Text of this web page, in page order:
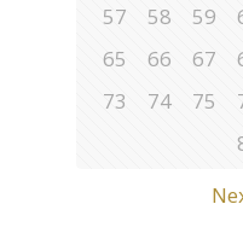
57
58 59
65
66 67
73
74 75